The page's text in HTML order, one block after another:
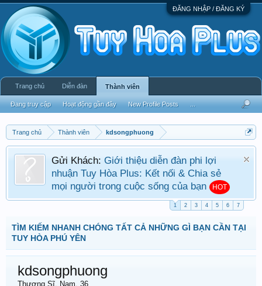
ĐĂNG NHẬP / ĐĂNG KÝ
Trang chủ Thành viên kdsongphuong
Gửi Khách: Giới thiệu diễn đàn phi lợi
nhuận Tuy Hòa Plus: Kết nối & Chia sẻ
mọi người trong cuộc sống của bạn
HOT
1 2 3 4 5 6 7
TÌM KIẾM NHANH CHÓNG TẤT CẢ NHỮNG GÌ BẠN CẦN TẠI
TUY HÒA PHÚ YÊN
kdsongphuong
Thượng Sĩ, Nam, 36
Trang chủ Diễn đàn Thành viên
Đang truy cập Hoạt động gần đây New Profile Posts ...